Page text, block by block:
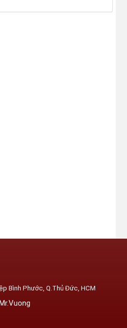
Bình Phước, Q.Thủ Đức, HCM